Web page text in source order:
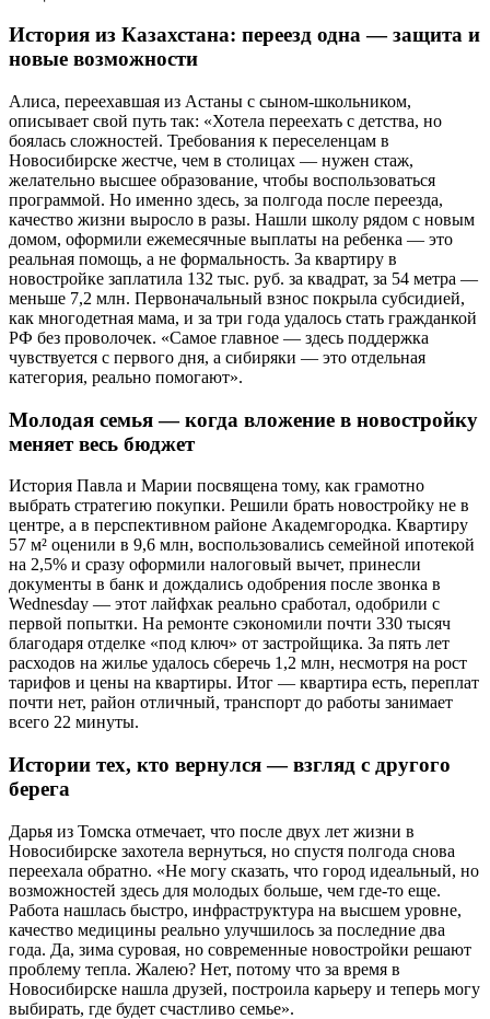
История из Казахстана: переезд одна — защита и
новые возможности
Алиса, переехавшая из Астаны с сыном-школьником,
описывает свой путь так: «Хотела переехать с детства, но
боялась сложностей. Требования к переселенцам в
Новосибирске жестче, чем в столицах — нужен стаж,
желательно высшее образование, чтобы воспользоваться
программой. Но именно здесь, за полгода после переезда,
качество жизни выросло в разы. Нашли школу рядом с новым
домом, оформили ежемесячные выплаты на ребенка — это
реальная помощь, а не формальность. За квартиру в
новостройке заплатила 132 тыс. руб. за квадрат, за 54 метра —
меньше 7,2 млн. Первоначальный взнос покрыла субсидией,
как многодетная мама, и за три года удалось стать гражданкой
РФ без проволочек. «Самое главное — здесь поддержка
чувствуется с первого дня, а сибиряки — это отдельная
категория, реально помогают».
Молодая семья — когда вложение в новостройку
меняет весь бюджет
История Павла и Марии посвящена тому, как грамотно
выбрать стратегию покупки. Решили брать новостройку не в
центре, а в перспективном районе Академгородка. Квартиру
57 м² оценили в 9,6 млн, воспользовались семейной ипотекой
на 2,5% и сразу оформили налоговый вычет, принесли
документы в банк и дождались одобрения после звонка в
Wednesday — этот лайфхак реально сработал, одобрили с
первой попытки. На ремонте сэкономили почти 330 тысяч
благодаря отделке «под ключ» от застройщика. За пять лет
расходов на жилье удалось сберечь 1,2 млн, несмотря на рост
тарифов и цены на квартиры. Итог — квартира есть, переплат
почти нет, район отличный, транспорт до работы занимает
всего 22 минуты.
Истории тех, кто вернулся — взгляд с другого
берега
Дарья из Томска отмечает, что после двух лет жизни в
Новосибирске захотела вернуться, но спустя полгода снова
переехала обратно. «Не могу сказать, что город идеальный, но
возможностей здесь для молодых больше, чем где-то еще.
Работа нашлась быстро, инфраструктура на высшем уровне,
качество медицины реально улучшилось за последние два
года. Да, зима суровая, но современные новостройки решают
проблему тепла. Жалею? Нет, потому что за время в
Новосибирске нашла друзей, построила карьеру и теперь могу
выбирать, где будет счастливо семье».